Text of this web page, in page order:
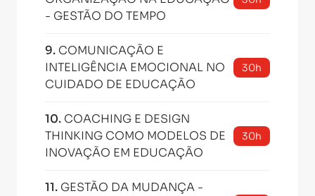
- GESTÃO DO TEMPO
9. COMUNICAÇÃO E
INTELIGÊNCIA EMOCIONAL NO
CUIDADO DE EDUCAÇÃO
30h
10. COACHING E DESIGN
THINKING COMO MODELOS DE
INOVAÇÃO EM EDUCAÇÃO
30h
11. GESTÃO DA MUDANÇA -